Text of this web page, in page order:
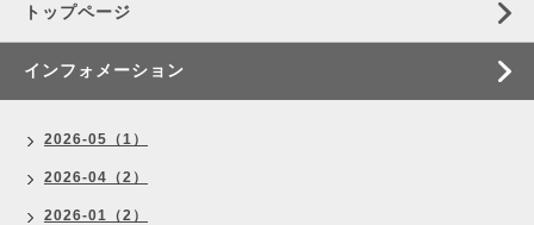
トップページ
インフォメーション
2026-05（1）
2026-04（2）
2026-01（2）